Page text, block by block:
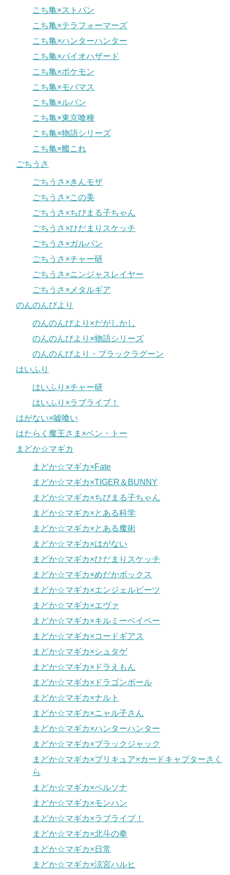
こち亀×ストパン
こち亀×テラフォーマーズ
こち亀×ハンターハンター
こち亀×バイオハザード
こち亀×ポケモン
こち亀×モバマス
こち亀×ルパン
こち亀×東京喰種
こち亀×物語シリーズ
こち亀×艦これ
ごちうさ
ごちうさ×きんモザ
ごちうさ×この美
ごちうさ×ちびまる子ちゃん
ごちうさ×ひだまりスケッチ
ごちうさ×ガルパン
ごちうさ×チャー研
ごちうさ×ニンジャスレイヤー
ごちうさ×メタルギア
のんのんびより
のんのんびより×だがしかし
のんのんびより×物語シリーズ
のんのんびより・ブラックラグーン
はいふり
はいふり×チャー研
はいふり×ラブライブ！
はがない×嘘喰い
はたらく魔王さま×ベン・トー
まどか☆マギカ
まどか☆マギカ×Fate
まどか☆マギカ×TIGER＆BUNNY
まどか☆マギカ×ちびまる子ちゃん
まどか☆マギカ×とある科学
まどか☆マギカ×とある魔術
まどか☆マギカ×はがない
まどか☆マギカ×ひだまりスケッチ
まどか☆マギカ×めだかボックス
まどか☆マギカ×エンジェルビーツ
まどか☆マギカ×エヴァ
まどか☆マギカ×キルミーベイベー
まどか☆マギカ×コードギアス
まどか☆マギカ×シュタゲ
まどか☆マギカ×ドラえもん
まどか☆マギカ×ドラゴンボール
まどか☆マギカ×ナルト
まどか☆マギカ×ニャル子さん
まどか☆マギカ×ハンターハンター
まどか☆マギカ×ブラックジャック
まどか☆マギカ×プリキュア×カードキャプターさく
ら
まどか☆マギカ×ペルソナ
まどか☆マギカ×モンハン
まどか☆マギカ×ラブライブ！
まどか☆マギカ×北斗の拳
まどか☆マギカ×日常
まどか☆マギカ×涼宮ハルヒ